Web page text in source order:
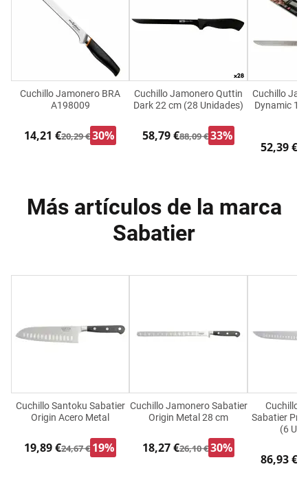
Cuchillo Jamonero BRA
A198009
14,21 €20,29 €30%
Cuchillo Jamonero Quttin
Dark 22 cm (28 Unidades)
58,79 €88,09 €33%
Cuchillo
Dynamic 16
52,39 €
Más artículos de la marca
Sabatier
Cuchillo Santoku Sabatier
Origin Acero Metal
19,89 €24,67 € 19%
Cuchillo Jamonero Sabatier
Origin Metal 28 cm
18,27 €26,10 €30%
Cuchillo
Sabatier Pro
(6
86,93 €